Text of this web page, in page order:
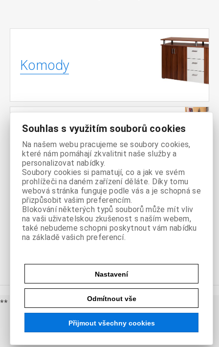
Komody
Knihovny /
regály
Nábytek do
chodby
** cena doporučená dodavatelem
Souhlas s využitím souborů cookies
Na našem webu pracujeme se soubory cookies,
které nám pomáhají zkvalitnit naše služby a
personalizovat nabídky.
Soubory cookies si pamatují, co a jak ve svém
prohlížeči na daném zařízení děláte. Díky tomu
webová stránka funguje podle vás a je schopná se
přizpůsobit vašim preferencím.
Blokování některých typů souborů může mít vliv
na vaši uživatelskou zkušenost s naším webem,
také nebudeme schopni poskytnout vám nabídku
na základě vašich preferencí.
Nastavení
Odmítnout vše
Přijmout všechny cookies